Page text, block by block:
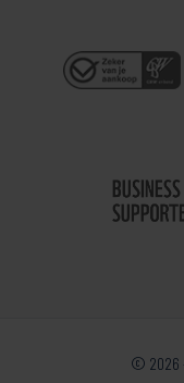
© 2026